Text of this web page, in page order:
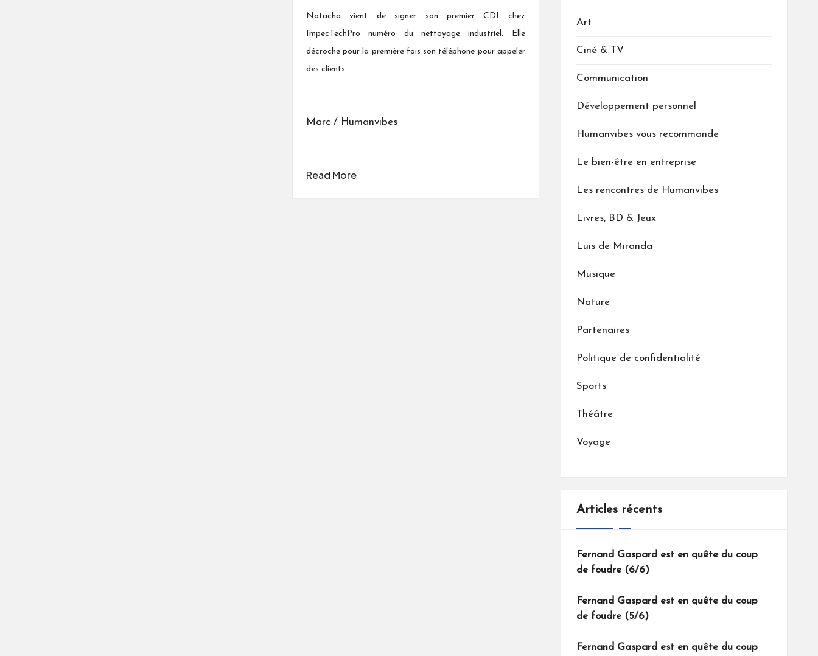
Natacha vient de signer son premier CDI chez
ImpecTechPro numéro du nettoyage industriel. Elle
décroche pour la première fois son téléphone pour appeler
des clients...
Marc / Humanvibes
Read More
Art
Ciné & TV
Communication
Développement personnel
Humanvibes vous recommande
Le bien-être en entreprise
Les rencontres de Humanvibes
Livres, BD & Jeux
Luis de Miranda
Musique
Nature
Partenaires
Politique de confidentialité
Sports
Théâtre
Voyage
Articles récents
Fernand Gaspard est en quête du coup
de foudre (6/6)
Fernand Gaspard est en quête du coup
de foudre (5/6)
Fernand Gaspard est en quête du coup